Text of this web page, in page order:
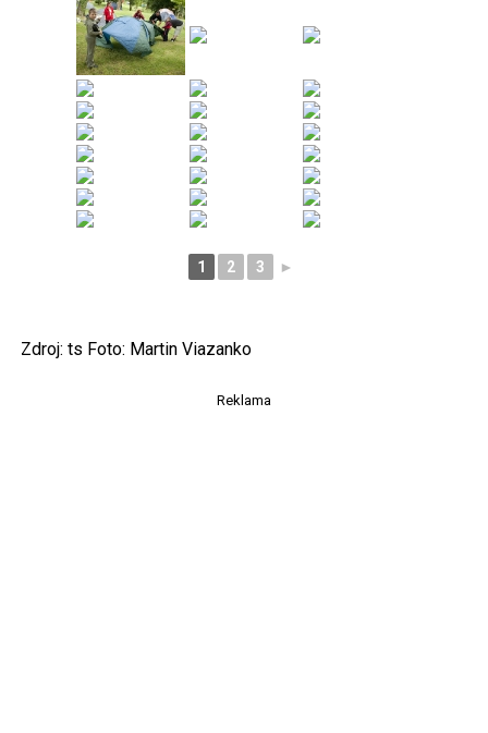
1 2 3 ►
Zdroj: ts Foto: Martin Viazanko
Reklama